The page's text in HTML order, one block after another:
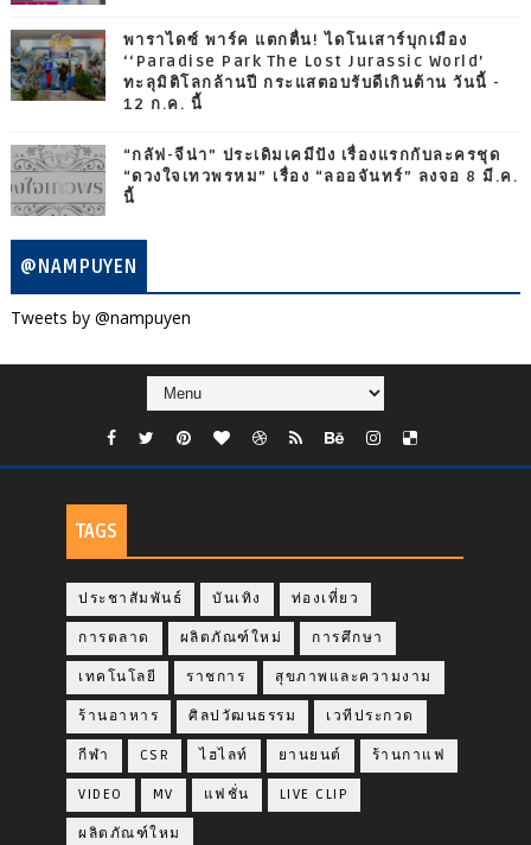
พาราไดซ์ พาร์ค แตกตื่น! ไดโนเสาร์บุกเมือง
‘‘Paradise Park The Lost Jurassic World’
ทะลุมิติโลกล้านปี กระแสตอบรับดีเกินต้าน วันนี้ -
12 ก.ค. นี้
“กลัฟ-จีน่า” ประเดิมเคมีปัง เรื่องแรกกับละครชุด
“ดวงใจเทวพรหม” เรื่อง “ลออจันทร์” ลงจอ 8 มี.ค.
นี้
@NAMPUYEN
Tweets by @nampuyen
TAGS
ประชาสัมพันธ์ บันเทิง ท่องเที่ยว
การตลาด ผลิตภัณฑ์ใหม่ การศึกษา
เทคโนโลยี ราชการ สุขภาพและความงาม
ร้านอาหาร ศิลปวัฒนธรรม เวทีประกวด
กีฬา CSR ไฮไลท์ ยานยนต์ ร้านกาแฟ
VIDEO MV แฟชั่น LIVE CLIP
ผลิตภัณฑ์ใหม